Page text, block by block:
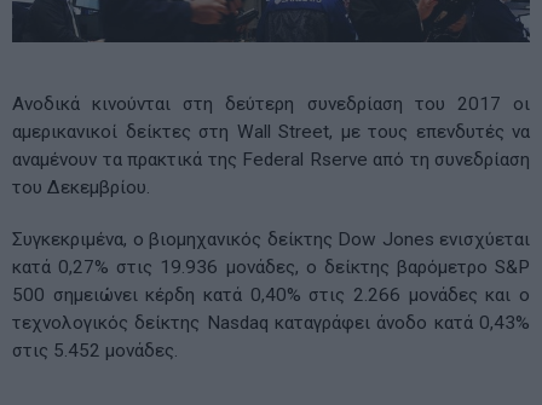
Ανοδικά κινούνται στη δεύτερη συνεδρίαση του 2017 οι
αμερικανικοί δείκτες στη Wall Street, με τους επενδυτές να
αναμένουν τα πρακτικά της Federal Rserve από τη συνεδρίαση
του Δεκεμβρίου.
Συγκεκριμένα, ο βιομηχανικός δείκτης Dow Jones ενισχύεται
κατά 0,27% στις 19.936 μονάδες, ο δείκτης βαρόμετρο S&P
500 σημειώνει κέρδη κατά 0,40% στις 2.266 μονάδες και ο
τεχνολογικός δείκτης Nasdaq καταγράφει άνοδο κατά 0,43%
στις 5.452 μονάδες.